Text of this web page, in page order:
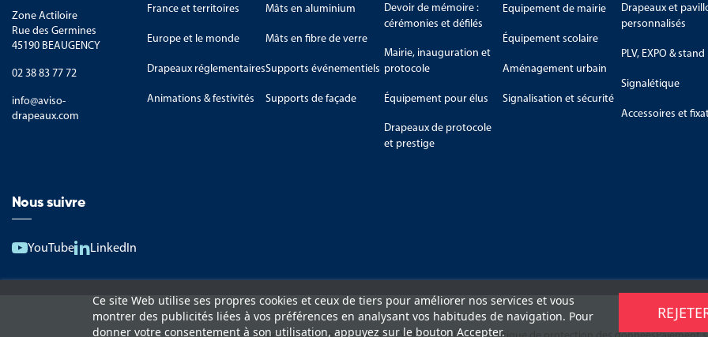
Zone Actiloire
Rue des Germines
45190 BEAUGENCY
02 38 83 77 72
info@aviso-
drapeaux.com
France et territoires
Europe et le monde
Drapeaux réglementaires
Animations & festivités
Mâts en aluminium
Mâts en fibre de verre
Supports événementiels
Supports de façade
Devoir de mémoire :
cérémonies et défilés
Mairie, inauguration et
protocole
Équipement pour élus
Drapeaux de protocole
et prestige
Equipement de mairie
Équipement scolaire
Aménagement urbain
Signalisation et sécurité
Drapeaux et
personnalisés
PLV, EXPO & stand
Signalétique
Accessoires et
Ce site Web utilise ses propres cookies et ceux de tiers pour améliorer nos services et vous
montrer des publicités liées à vos préférences en analysant vos habitudes de navigation. Pour
donner votre consentement à son utilisation, appuyez sur le bouton Accepter.
Nous suivre
YouTube LinkedIn